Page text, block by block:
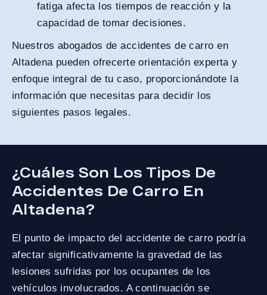
fatiga afecta los tiempos de reacción y la
capacidad de tomar decisiones.
Nuestros abogados de accidentes de carro en
Altadena pueden ofrecerte orientación experta y
enfoque integral de tu caso, proporcionándote la
información que necesitas para decidir los
siguientes pasos legales.
¿Cuáles Son Los Tipos De
Accidentes De Carro En
Altadena?
El punto de impacto del accidente de carro podría
afectar significativamente la gravedad de las
lesiones sufridas por los ocupantes de los
vehículos involucrados. A continuación se